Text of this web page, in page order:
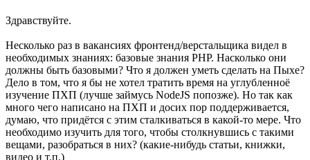
Здравствуйте.
Несколько раз в вакансиях фронтенд/верстальщика видел в
необходимых знаниях: базовые знания PHP. Насколько они
должны быть базовыми? Что я должен уметь сделать на Пыхе?
Дело в том, что я бы не хотел тратить время на углубленноё
изучение ПХП (лучше займусь NodeJS попозже). Но так как
много чего написано на ПХП и досих пор поддерживается,
думаю, что придётся с этим сталкиваться в какой-то мере. Что
необходимо изучить для того, чтобы столкнувшись с такими
вещами, разобраться в них? (какие-нибудь статьи, книжки,
видео и т.п.)